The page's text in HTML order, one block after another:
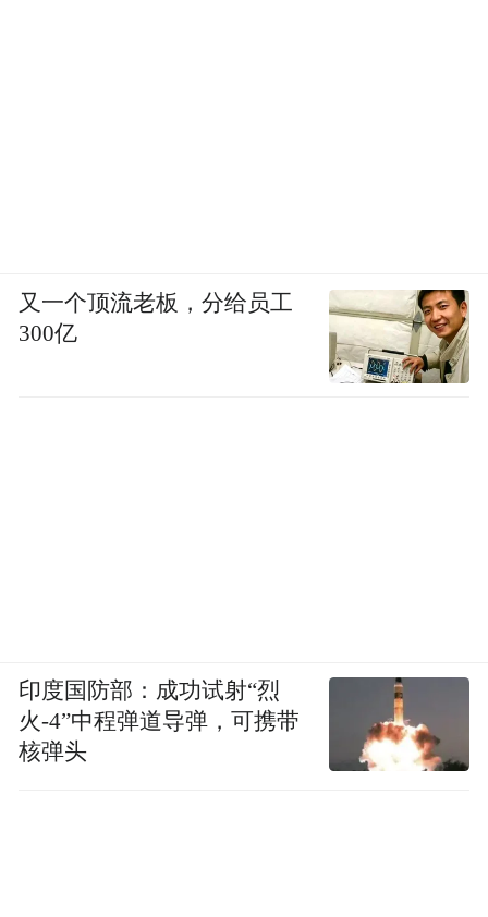
又一个顶流老板，分给员工
300亿
印度国防部：成功试射“烈
火-4”中程弹道导弹，可携带
核弹头